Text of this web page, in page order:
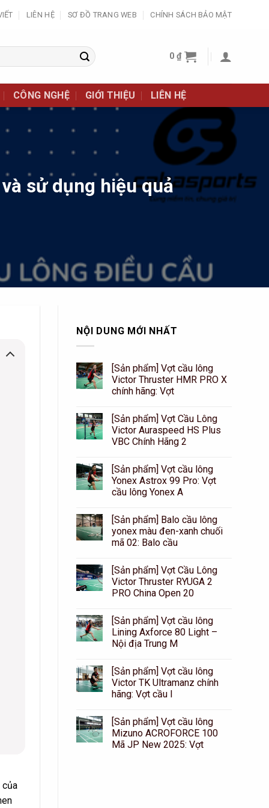
LIÊN HỆ SƠ ĐỒ TRANG WEB CHÍNH SÁCH BẢO MẬT
0₫
CÔNG NGHỆ GIỚI THIỆU LIÊN HỆ
sử dụng hiệu quả
của
NỘI DUNG MỚI NHẤT
[Sản phẩm] Vợt cầu lông
Victor Thruster HMR PRO X
chính hãng: Vợt
[Sản phẩm] Vợt Cầu Lông
Victor Auraspeed HS Plus
VBC Chính Hãng 2
[Sản phẩm] Vợt cầu lông
Yonex Astrox 99 Pro: Vợt
cầu lông Yonex A
[Sản phẩm] Balo cầu lông
yonex màu đen-xanh chuối
mã 02: Balo cầu
[Sản phẩm] Vợt Cầu Lông
Victor Thruster RYUGA 2
PRO China Open 20
[Sản phẩm] Vợt cầu lông
Lining Axforce 80 Light –
Nội địa Trung M
[Sản phẩm] Vợt cầu lông
Victor TK Ultramanz chính
hãng: Vợt cầu l
[Sản phẩm] Vợt cầu lông
Mizuno ACROFORCE 100
Mã JP New 2025: Vợt